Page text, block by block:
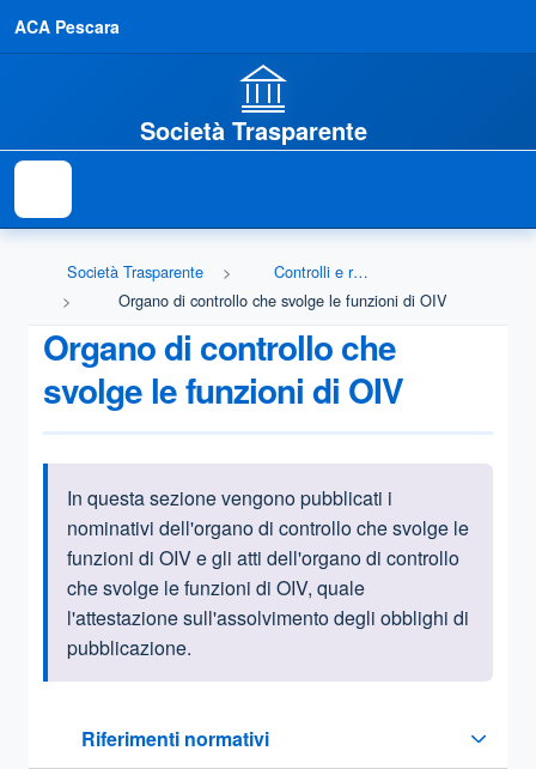
ACA Pescara
Società Trasparente
Società Trasparente
Controlli e rilievi sull'amministrazione
Organo di controllo che svolge le funzioni di OIV
Organo di controllo che
svolge le funzioni di OIV
Informazioni introduttive
In questa sezione vengono pubblicati i
nominativi dell'organo di controllo che svolge le
funzioni di OIV e gli atti dell'organo di controllo
che svolge le funzioni di OIV, quale
l'attestazione sull'assolvimento degli obblighi di
pubblicazione.
Riferimenti normativi
Sezione compressa